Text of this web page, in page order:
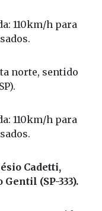
110km/h para
norte, sentido
110km/h para
Cadetti,
(SP-333).